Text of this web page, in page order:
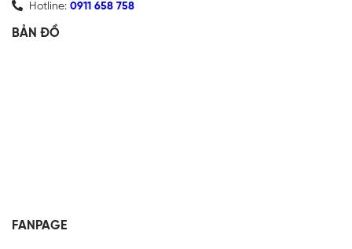
Hotline: 0911 658 758
BẢN ĐỒ
FANPAGE